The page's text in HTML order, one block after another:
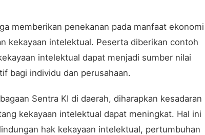
memberikan penekanan pada manfaat ekonomi
kekayaan intelektual. Peserta diberikan contoh
intelektual dapat menjadi sumber nilai
bagi individu dan perusahaan.
Sentra KI di daerah, diharapkan kesadaran
kekayaan intelektual dapat meningkat. Hal ini
hak kekayaan intelektual, pertumbuhan